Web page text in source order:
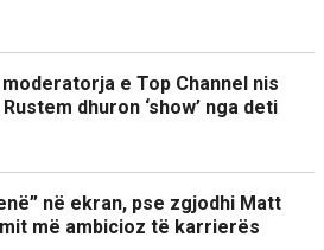
e Top Channel nis
dhuron ‘show’ nga deti
në ekran, pse zgjodhi Matt
më ambicioz të karrierës